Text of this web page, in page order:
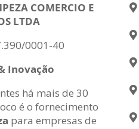
COMERCIO E
LTDA
0001-40
Inovação
há mais de 30
é o fornecimento
para empresas de